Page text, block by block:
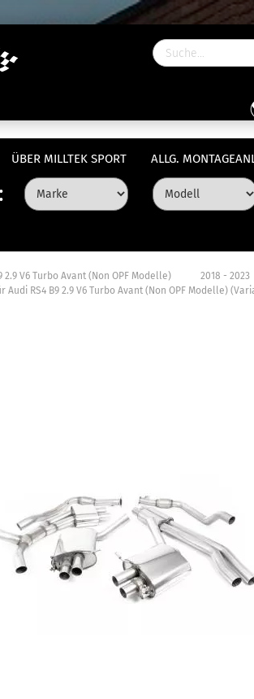
ÜBER MILLTEK SPORT ALLG.
2.9 V6 Turbo Avant (Non OPF Modelle) 2018 - 2023
Audi RS4 B9 2.9 V6 Turbo Avant (Non OPF Modelle)